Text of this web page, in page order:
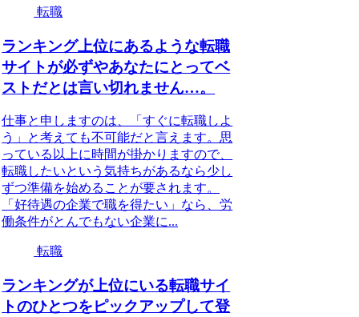
転職
ランキング上位にあるような転職
サイトが必ずやあなたにとってベ
ストだとは言い切れません…。
仕事と申しますのは、「すぐに転職しよ
う」と考えても不可能だと言えます。思
っている以上に時間が掛かりますので、
転職したいという気持ちがあるなら少し
ずつ準備を始めることが要されます。
「好待遇の企業で職を得たい」なら、労
働条件がとんでもない企業に...
転職
ランキングが上位にいる転職サイ
トのひとつをピックアップして登